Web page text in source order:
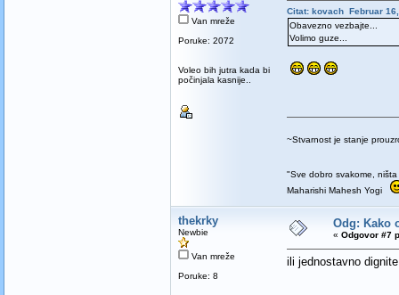
Van mreže
Poruke: 2072
Voleo bih jutra kada bi
počinjala kasnije..
Citat: kovach Februar
Obavezno vezbajte...
Volimo guze...
~Stvarnost je stanje
"Sve dobro svakome,
Maharishi Mahesh Yogi
thekrky
Newbie
Van mreže
Poruke: 8
Odg: Kako
« Odgovor #7
ili jednostavno